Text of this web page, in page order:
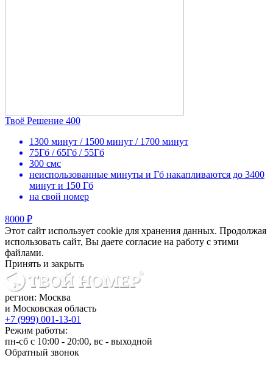
Твоё Решение 400
1300 минут / 1500 минут / 1700 минут
75Гб / 65Гб / 55Гб
300 смс
неиспользованные минуты и Гб накапливаются до 3400
минут и 150 Гб
на свой номер
8000 ₽
Этот сайт использует cookie для хранения данных. Продолжая
использовать сайт, Вы даете согласие на работу с этими
файлами.
Принять и закрыть
регион: Москва
и Московская область
+7 (999) 001-13-01
Режим работы:
пн-сб с 10:00 - 20:00, вс - выходной
Обратный звонок